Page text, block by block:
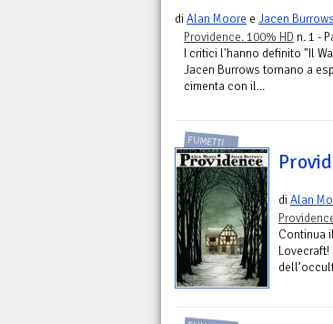
diAlan Moore e Jacen Burrows
Providence. 100% HD n. 1 -
I critici l'hanno definito "Il
Jacen Burrows tornano a
cimenta con il...
FUMETTI
diAlan
Continua